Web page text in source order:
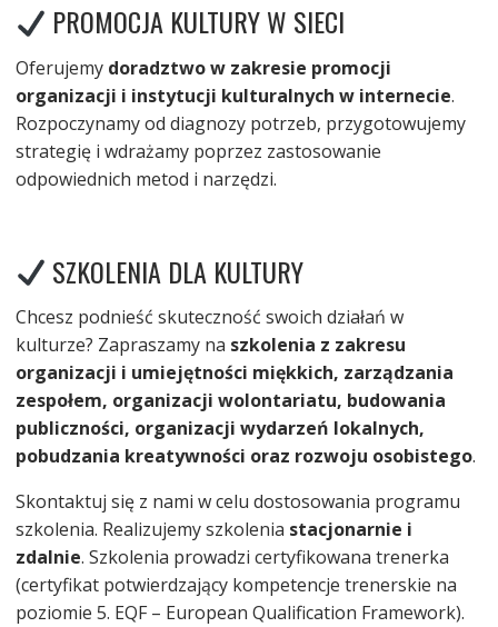
PROMOCJA KULTURY W SIECI
Oferujemydoradztwo w zakresie promocji
organizacji i instytucji kulturalnych w internecie.
Rozpoczynamy od diagnozy potrzeb, przygotowujemy
strategię i wdrażamy poprzez zastosowanie
odpowiednich metod i narzędzi.
SZKOLENIA DLA KULTURY
Chcesz podnieść skuteczność swoich działań w
kulturze? Zapraszamy na szkolenia z zakresu
organizacji i umiejętności miękkich, zarządzania
zespołem, organizacji wolontariatu, budowania
publiczności, organizacji wydarzeń lokalnych,
pobudzania kreatywności oraz rozwoju osobistego.
Skontaktuj się z nami w celu dostosowania programu
szkolenia. Realizujemy szkolenia stacjonarnie i
zdalnie. Szkolenia prowadzi certyfikowana trenerka
(certyfikat potwierdzający kompetencje trenerskie na
poziomie 5. EQF – European Qualification Framework).